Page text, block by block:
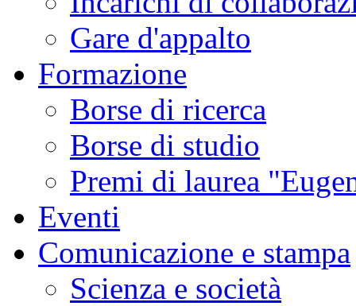
Gare d'appalto
Formazione
Borse di ricerca
Borse di studio
Premi di laurea
Eventi
Comunicazione e stampa
Scienza e società